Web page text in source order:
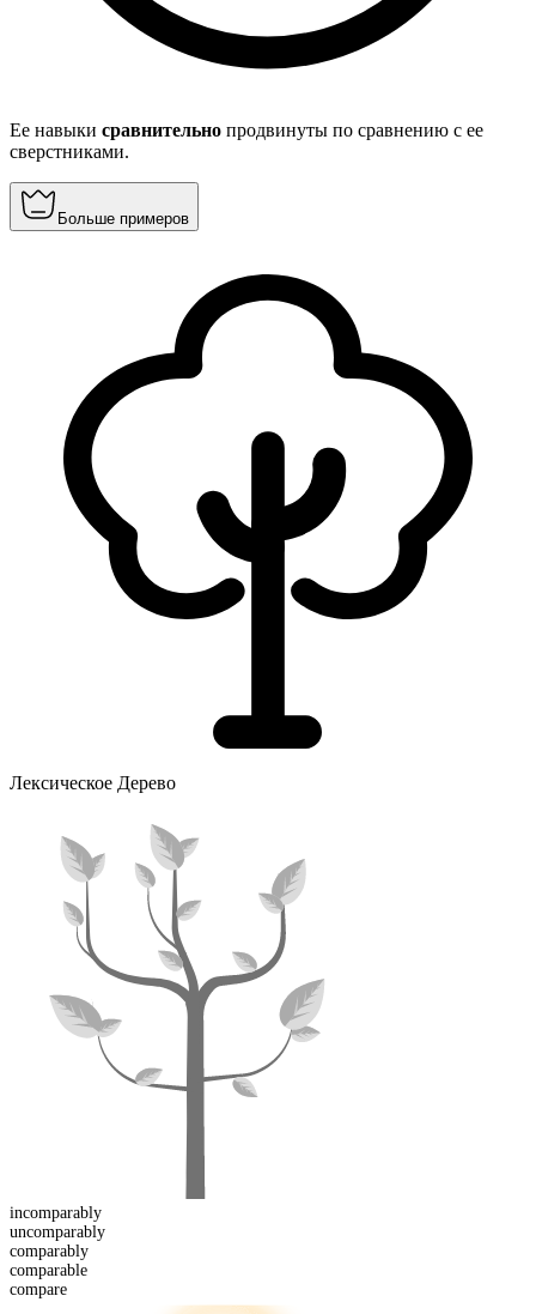
Ее навыки сравнительно продвинуты по сравнению с ее
сверстниками.
Больше примеров
Лексическое Дерево
incomparably
uncomparably
comparably
comparable
compare